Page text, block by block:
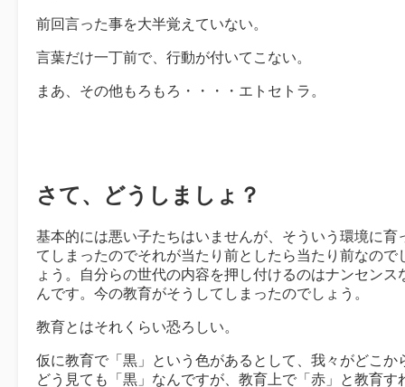
前回言った事を大半覚えていない。
言葉だけ一丁前で、行動が付いてこない。
まあ、その他もろもろ・・・・エトセトラ。
さて、どうしましょ？
基本的には悪い子たちはいませんが、そういう環境に育
てしまったのでそれが当たり前としたら当たり前なので
ょう。自分らの世代の内容を押し付けるのはナンセンス
んです。今の教育がそうしてしまったのでしょう。
教育とはそれくらい恐ろしい。
仮に教育で「黒」という色があるとして、我々がどこか
どう見ても「黒」なんですが、教育上で「赤」と教育す